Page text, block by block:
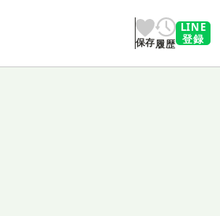
保存履歴
LINE
登録